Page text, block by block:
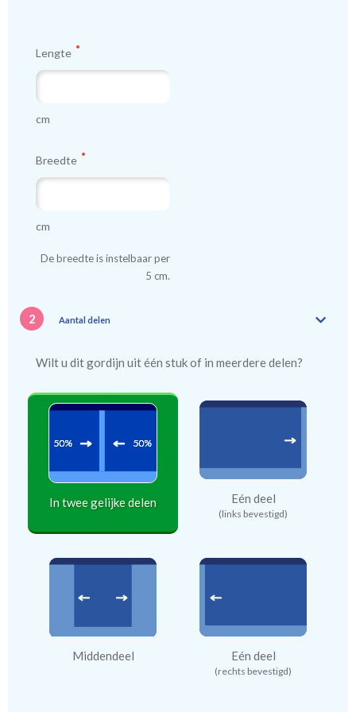
kindergordijnen voeren: een verschil van dag en nacht!
Lengte
cm
Breedte
cm
De breedte is instelbaar per
5 cm.
2 Aantal delen
Wilt u dit gordijn uit één stuk of in meerdere delen?
In twee gelijke delen Eén deel
(links bevestigd)
Middendeel Eén deel
(rechts bevestigd)